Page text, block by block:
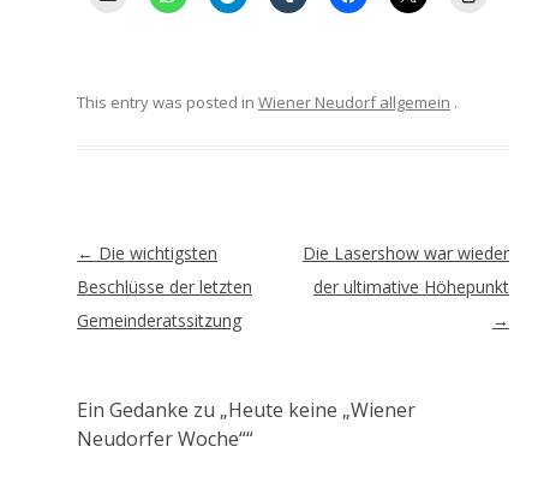
This entry was posted in Wiener Neudorf allgemein .
Artikel-
Navigation
← Die wichtigsten
Beschlüsse der letzten
Gemeinderatssitzung
Die Lasershow war wieder
der ultimative Höhepunkt
→
Ein Gedanke zu „Heute keine „Wiener
Neudorfer Woche““